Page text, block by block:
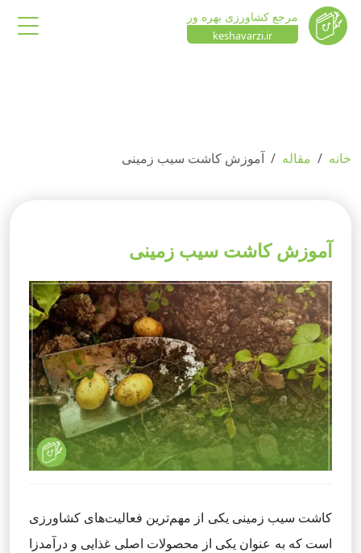
مرجع کشاورزی بهره ور
keshavarzi.ir
خانه مقاله آموزش کاشت سیب زمینی
آموزش کاشت سیب زمینی
کاشت سیب زمینی یکی از مهم‌ترین فعالیت‌های کشاورزی
است که به عنوان یکی از محصولات اصلی غذایی و درآمدزا